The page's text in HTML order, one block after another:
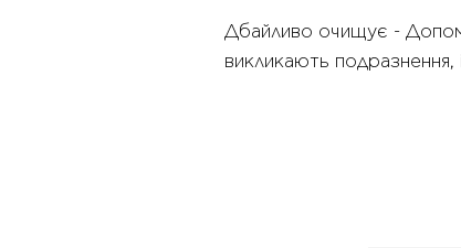
Дбайливо очищує -
викликають